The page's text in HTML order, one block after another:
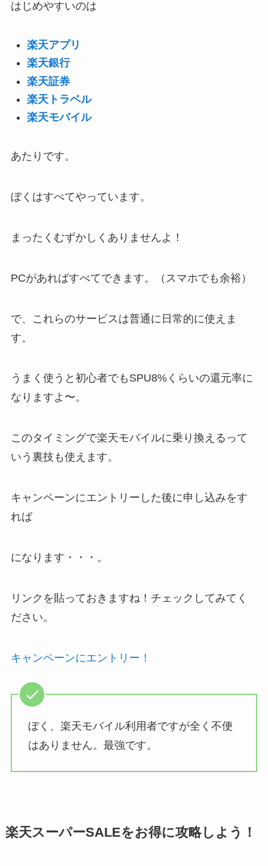
はじめやすいのは
楽天アプリ
楽天銀行
楽天証券
楽天トラベル
楽天モバイル
あたりです。
ぼくはすべてやっています。
まったくむずかしくありませんよ！
PCがあればすべてできます。（スマホでも余裕）
で、これらのサービスは普通に日常的に使えま
す。
うまく使うと初心者でもSPU8%くらいの還元率に
なりますよ〜。
このタイミングで楽天モバイルに乗り換えるって
いう裏技も使えます。
キャンペーンにエントリーした後に申し込みをす
れば
になります・・・。
リンクを貼っておきますね！チェックしてみてく
ださい。
キャンペーンにエントリー！
ぼく、楽天モバイル利用者ですが全く不便
はありません。最強です。
楽天スーパーSALEをお得に攻略しよう！